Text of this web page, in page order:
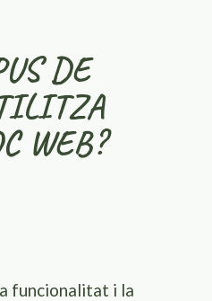
DE
WEB?
funcionalitat i la